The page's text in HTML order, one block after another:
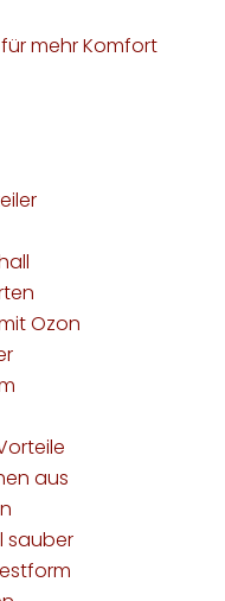
mehr Komfort
Ozon
aus
sauber